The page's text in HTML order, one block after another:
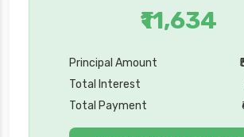
₹11,634
Principal Amount
Total Interest
Total Payment